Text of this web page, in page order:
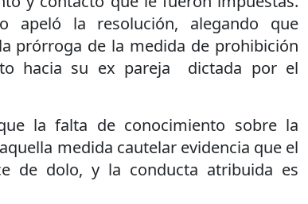
apeló la resolución, alegando que
prórroga de la medida de prohibición
hacia su ex pareja dictada por el
la falta de conocimiento sobre la
medida cautelar evidencia que el
de dolo, y la conducta atribuida es